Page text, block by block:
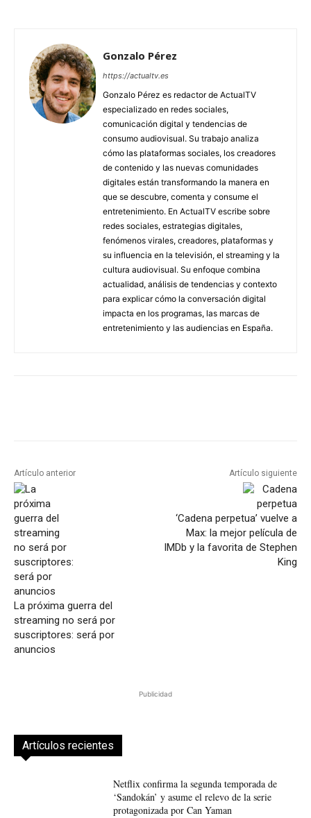
Gonzalo Pérez
https://actualtv.es
Gonzalo Pérez es redactor de ActualTV
especializado en redes sociales,
comunicación digital y tendencias de
consumo audiovisual. Su trabajo analiza
cómo las plataformas sociales, los creadores
de contenido y las nuevas comunidades
digitales están transformando la manera en
que se descubre, comenta y consume el
entretenimiento. En ActualTV escribe sobre
redes sociales, estrategias digitales,
fenómenos virales, creadores, plataformas y
su influencia en la televisión, el streaming y la
cultura audiovisual. Su enfoque combina
actualidad, análisis de tendencias y contexto
para explicar cómo la conversación digital
impacta en los programas, las marcas de
entretenimiento y las audiencias en España.
Artículo anterior
La próxima guerra del
streaming no será por
suscriptores: será por
anuncios
Artículo siguiente
‘Cadena perpetua’ vuelve a
Max: la mejor película de
IMDb y la favorita de Stephen
King
Publicidad
Artículos recientes
Netflix confirma la segunda temporada de
‘Sandokán’ y asume el relevo de la serie
protagonizada por Can Yaman